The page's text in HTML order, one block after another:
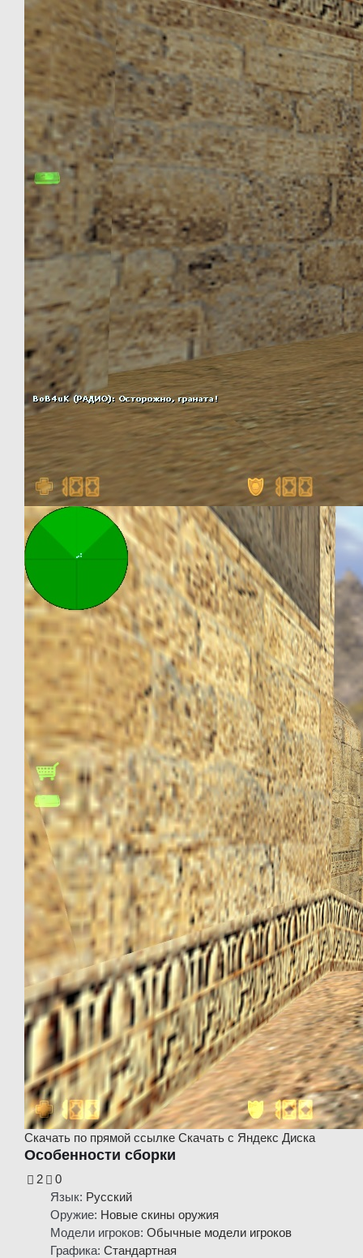
Скачать по прямой ссылке Скачать с Яндекс Диска
Особенности сборки
2
0
Язык: Русский
Оружие: Новые скины оружия
Модели игроков: Обычные модели игроков
Графика: Стандартная